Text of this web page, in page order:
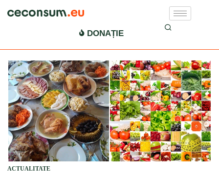
DONAȚIE
ACTUALITATE